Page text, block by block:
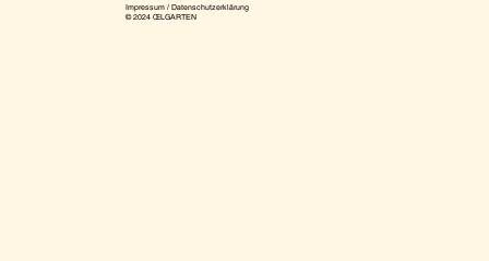
Impressum / Datenschutzerklärung
© 2024 ŒLGARTEN